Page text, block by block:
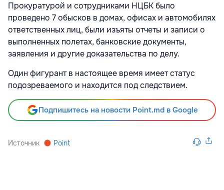
Прокуратурой и сотрудниками НЦБК было
проведено 7 обысков в домах, офисах и автомобилях
ответственных лиц, были изъяты отчеты и записи о
выполненных полетах, банковские документы,
заявления и другие доказательства по делу.
Один фигурант в настоящее время имеет статус
подозреваемого и находится под следствием.
Подпишитесь на новости Point.md в Google
Источник Point